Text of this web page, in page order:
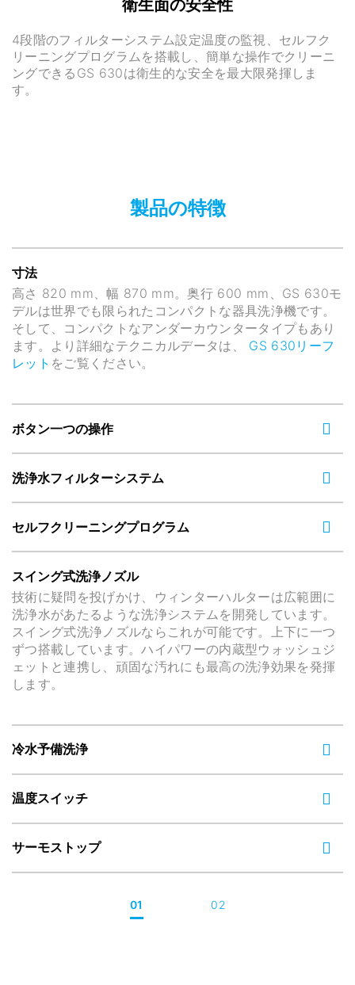
衛生面の安全性
4段階のフィルターシステム設定温度の監視、セルフク
リーニングプログラムを搭載し、簡単な操作でクリーニ
ングできるGS 630は衛生的な安全を最大限発揮しま
す。
製品の特徴
寸法
高さ 820 mm、幅 870 mm。奥行 600 mm、GS 630モ
デルは世界でも限られたコンパクトな器具洗浄機です。
そして、コンパクトなアンダーカウンタータイプもあり
ます。より詳細なテクニカルデータは、 GS 630リーフ
レット をご覧ください。
ボタン一つの操作
洗浄水フィルターシステム
セルフクリーニングプログラム
スイング式洗浄ノズル
技術に疑問を投げかけ、ウィンターハルターは広範囲に
洗浄水があたるような洗浄システムを開発しています。
スイング式洗浄ノズルならこれが可能です。上下に一つ
ずつ搭載しています。ハイパワーの内蔵型ウォッシュジ
ェットと連携し、頑固な汚れにも最高の洗浄効果を発揮
します。
冷水予備洗浄
温度スイッチ
サーモストップ
01 02